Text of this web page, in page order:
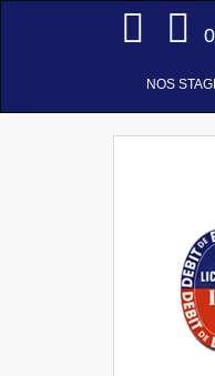
Accueil
NOS